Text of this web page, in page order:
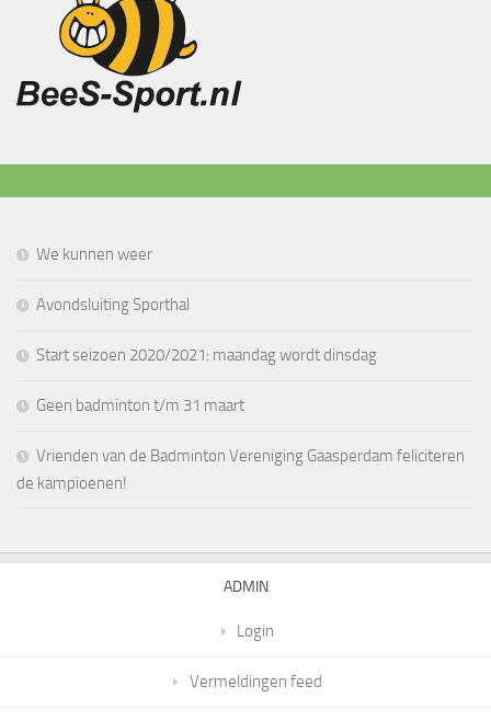
We kunnen weer
Avondsluiting Sporthal
Start seizoen 2020/2021: maandag wordt dinsdag
Geen badminton t/m 31 maart
Vrienden van de Badminton Vereniging Gaasperdam feliciteren
de kampioenen!
ADMIN
Login
Vermeldingen feed